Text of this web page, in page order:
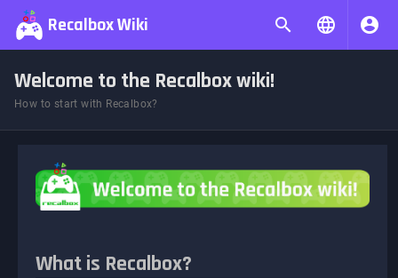
Recalbox Wiki
Welcome to the Recalbox wiki!
How to start with Recalbox?
What is Recalbox?